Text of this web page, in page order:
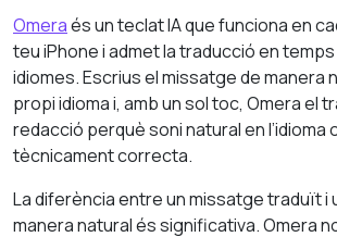
Omeraés un teclat IA que funciona en
teu iPhone i admet la traducció en
idiomes. Escrius el missatge de manera
propi idioma i, amb un sol toc, Omera el
redacció perquè soni natural en l’idioma
tècnicament correcta.
La diferència entre un missatge traduït i
manera natural és significativa. Omera